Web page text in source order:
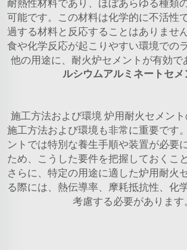
耐熱性材料であり、ほぼあらゆる種類
可能です。この材料は化学的に不活性
過する材料と反応することはありませ
食や化学反応が起こりやすい環境での
他の用途に、耐火炉セメントが有効で
ルシウムアルミネートセメ
施工方法および環境 炉用耐火セメン
施工方法および環境も非常に重要です
ントでは特別な養生手順や装置が必要
ため、こうした要件を把握しておくこ
さらに、特定の用途に適した炉用耐火
る際には、熱伝導率、摩耗抵抗性、化
考慮する必要があります